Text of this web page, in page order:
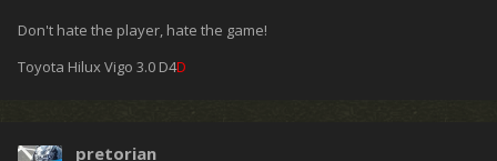
Don't hate the player, hate the game!
Toyota Hilux Vigo 3.0 D4D
pretorian